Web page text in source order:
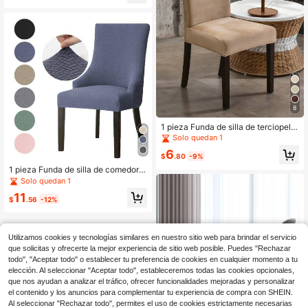
1 pieza Funda de silla de comedor c
on diseño de rayas verticales y cua
drícula en forma de T, funda elástic
a lavable y extraíble para silla de co
Solo quedan 1
$11 .56 -12%
8
1 pieza Funda de silla de terciopelo,
Funda de silla de comedor jacquard
para sala de estar y comedor
Solo quedan 1
$6.80 -9%
Utilizamos cookies y tecnologías similares en nuestro sitio web para brindar el servicio
que solicitas y ofrecerte la mejor experiencia de sitio web posible. Puedes "Rechazar
todo", "Aceptar todo" o establecer tu preferencia de cookies en cualquier momento a tu
elección. Al seleccionar "Aceptar todo", estableceremos todas las cookies opcionales,
que nos ayudan a analizar el tráfico, ofrecer funcionalidades mejoradas y personalizar
el contenido y los anuncios para complementar tu experiencia de compra con SHEIN.
Al seleccionar "Rechazar todo", permites el uso de cookies estrictamente necesarias